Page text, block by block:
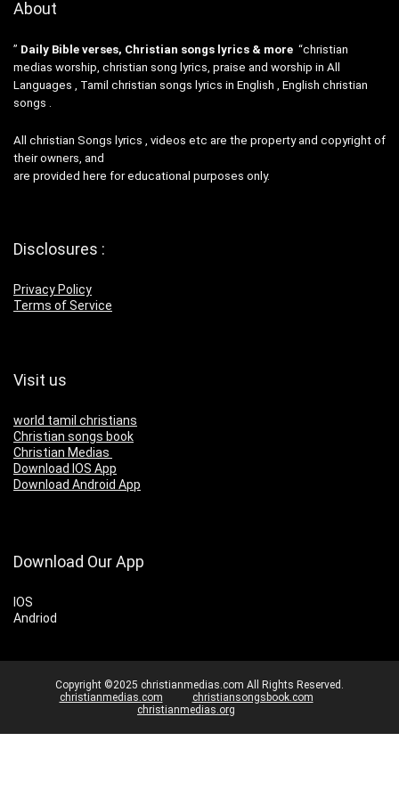
About
” Daily Bible verses, Christian songs lyrics & more “christian
medias worship, christian song lyrics, praise and worship in All
Languages , Tamil christian songs lyrics in English , English christian
songs .
All christian Songs lyrics , videos etc are the property and copyright of
their owners, and
are provided here for educational purposes only.
Disclosures :
Privacy Policy
Terms of Service
Visit us
world tamil christians
Christian songs book
Christian Medias
Download IOS App
Download Android App
Download Our App
IOS
Andriod
Copyright ©2025 christianmedias.com All Rights Reserved.
christianmedias.com
christiansongsbook.com
christianmedias.org